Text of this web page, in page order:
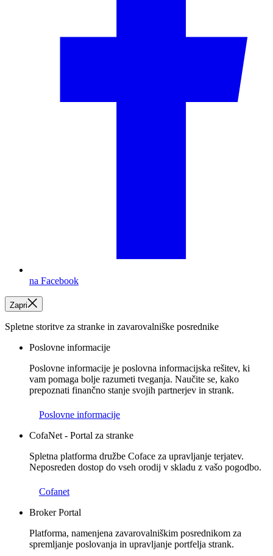
na Facebook
Zapri
Spletne storitve za stranke in zavarovalniške posrednike
Poslovne informacije
Poslovne informacije je poslovna informacijska rešitev, ki
vam pomaga bolje razumeti tveganja. Naučite se, kako
prepoznati finančno stanje svojih partnerjev in strank.
Poslovne informacije
CofaNet - Portal za stranke
Spletna platforma družbe Coface za upravljanje terjatev.
Neposreden dostop do vseh orodij v skladu z vašo pogodbo.
Cofanet
Broker Portal
Platforma, namenjena zavarovalniškim posrednikom za
spremljanje poslovanja in upravljanje portfelja strank.